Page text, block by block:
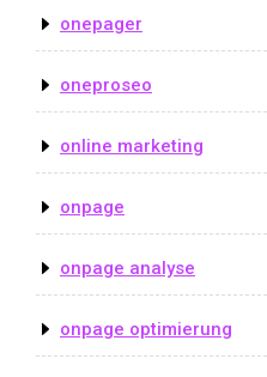
onepager
oneproseo
online marketing
onpage
onpage analyse
onpage optimierung